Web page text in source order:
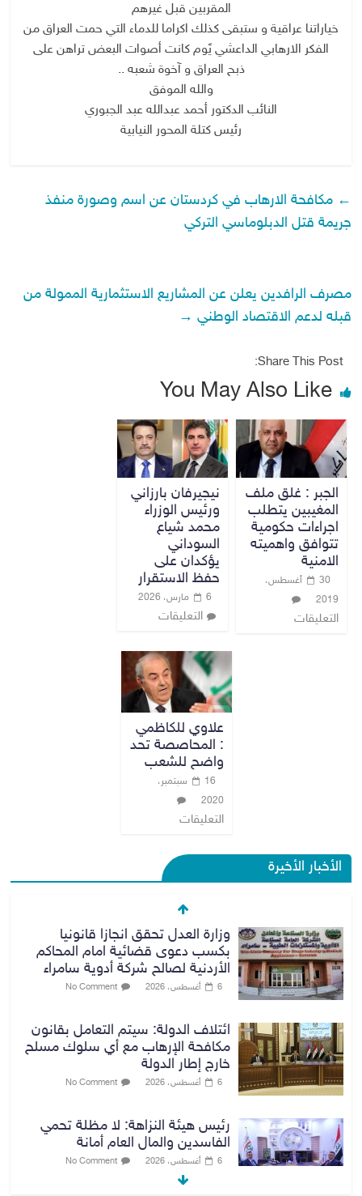
المقربين قبل غيرهم
خياراتنا عراقية و ستبقى كذلك اكراما للدماء التي حمت العراق من
الفكر الارهابي الداعشي يًوم كانت أصوات البعض تراهن على
ذبح العراق و آخوة شعبه ..
والله الموفق
النائب الدكتور أحمد عبدالله عبد الجبوري
رئيس كتلة المحور النيابية
← مكافحة الارهاب في كردستان عن اسم وصورة منفذ
جريمة قتل الدبلوماسي التركي
مصرف الرافدين يعلن عن المشاريع الاستثمارية الممولة من
قبله لدعم الاقتصاد الوطني →
Share This Post:
You May Also Like
الجبر : غلق ملف
المغيبين يتطلب
اجراءات حكومية
تتوافق واهميته
الامنية
30 أغسطس،
2019
التعليقات
نيجيرفان بارزاني
ورئيس الوزراء
محمد شياع
السوداني
يؤكدان على
حفظ الاستقرار
6 مارس، 2026
التعليقات
علاوي للكاظمي
: المحاصصة تحد
واضح للشعب
16 سبتمبر،
2020
التعليقات
الأخبار الأخيرة
وزارة العدل تحقق انجازا قانونيا
بكسب دعوى قضائية امام المحاكم
الأردنية لصالح شركة أدوية سامراء
6 أغسطس، 2026 No Comment
ائتلاف الدولة: سيتم التعامل بقانون
مكافحة الإرهاب مع أي سلوك مسلح
خارج إطار الدولة
6 أغسطس، 2026 No Comment
رئيس هيئة النزاهة: لا مظلة تحمي
الفاسدين والمال العام أمانة
6 أغسطس، 2026 No Comment